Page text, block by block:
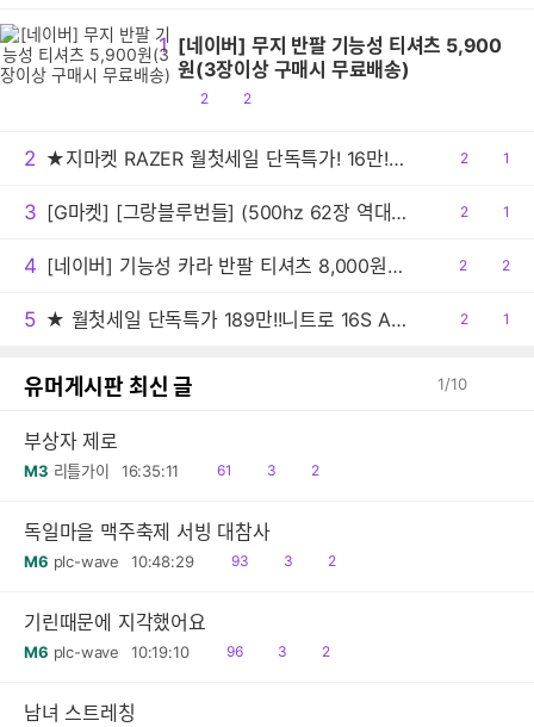
1 [네이버] 무지 반팔 기능성 티셔츠 5,900
원(3장이상 구매시 무료배송)
공
2
댓
2
2 ★지마켓 RAZER 월첫세일 단독특가! 16만! 레이저 Basilisk V3 Pro + 마우스 독 프로
공
2
댓1
3 [G마켓] [그랑블루번들] (500hz 62장 역대가) MSI MAG 272QP QD-OLED X50 WQHD 500 모니터 (최종:620,160원)
공
2
댓1
4 [네이버] 기능성 카라 반팔 티셔츠 8,000원 배송비 3,000원
공
2
댓
2
5 ★ 월첫세일 단독특가 189만!!니트로 16S AI 게이밍노트북 R7 350 RTX5060 1TB / 32GB
공
2
댓1
유머게시판 최신 글 1/10
부상자 제로
M3 리틀가이 16:35:11
읽
61
공
3
댓
2
독일마을 맥주축제 서빙 대참사
M6 plc-wave 10:48:29
읽
93
공
3
댓
2
기린때문에 지각했어요
M6 plc-wave 10:19:10
읽
96
공
3
댓
2
남녀 스트레칭